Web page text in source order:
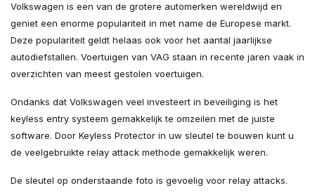
Volkswagen is een van de grotere automerken wereldwijd en
geniet een enorme populariteit in met name de Europese markt.
Deze populariteit geldt helaas ook voor het aantal jaarlijkse
autodiefstallen. Voertuigen van VAG staan in recente jaren vaak in
overzichten van meest gestolen voertuigen.
Ondanks dat Volkswagen veel investeert in beveiliging is het
keyless entry systeem gemakkelijk te omzeilen met de juiste
software. Door Keyless Protector in uw sleutel te bouwen kunt u
de veelgebruikte relay attack methode gemakkelijk weren.
De sleutel op onderstaande foto is gevoelig voor relay attacks.